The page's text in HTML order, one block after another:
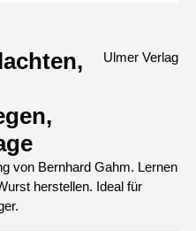
Ulmer Verlag
von Bernhard Gahm. Lernen
herstellen. Ideal für